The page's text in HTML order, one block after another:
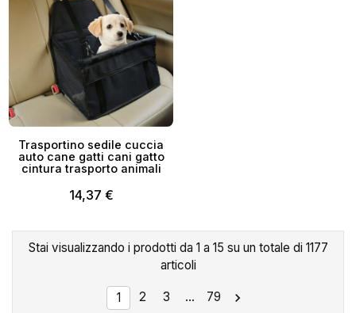
Trasportino sedile cuccia
auto cane gatti cani gatto
cintura trasporto animali
14,37 €
Stai visualizzando i prodotti da 1 a 15 su un totale di 1177
articoli
1 2 3 … 79 